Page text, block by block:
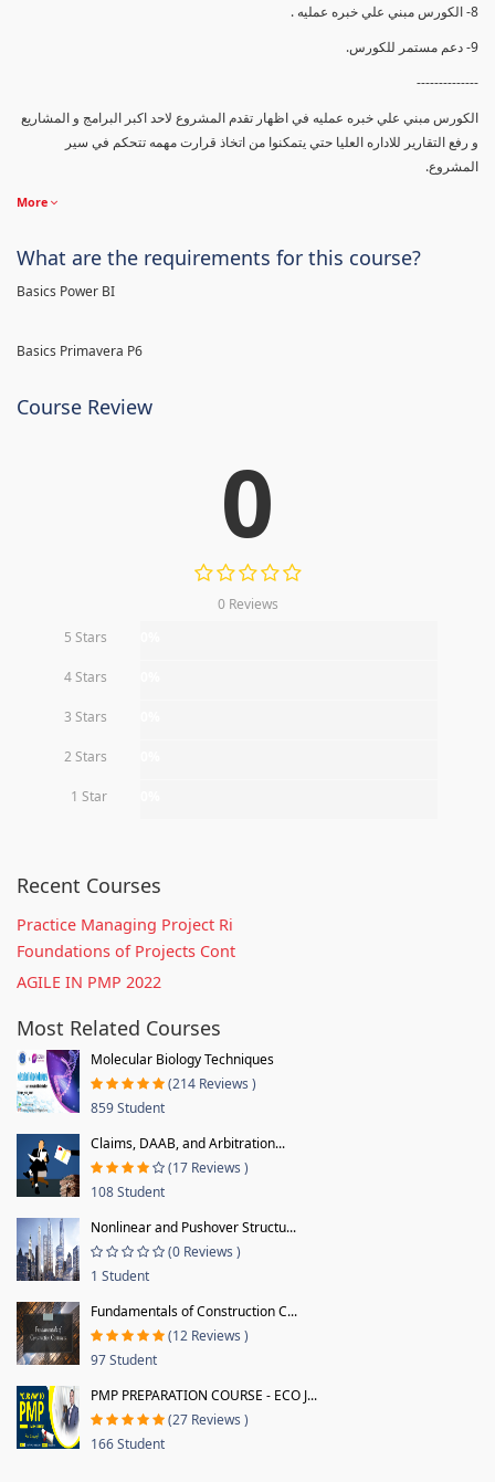
8- الكورس مبني علي خبره عمليه .
9- دعم مستمر للكورس.
--------------
الكورس مبني علي خبره عمليه في اظهار تقدم المشروع لاحد اكبر البرامج و المشاريع
و رفع التقارير للاداره العليا حتي يتمكنوا من اتخاذ قرارت مهمه تتحكم في سير
المشروع.
More
What are the requirements for this course?
Basics Power BI
Basics Primavera P6
Course Review
0
0 Reviews
5 Stars
4 Stars
3 Stars
2 Stars
1 Star
Recent Courses
Practice Managing Project Ri
Foundations of Projects Cont
AGILE IN PMP 2022
Most Related Courses
Molecular Biology Techniques
(214 Reviews )
859 Student
Claims, DAAB, and Arbitration...
(17 Reviews )
108 Student
Nonlinear and Pushover Structu...
(0 Reviews )
1 Student
Fundamentals of Construction C...
(12 Reviews )
97 Student
PMP PREPARATION COURSE - ECO J...
(27 Reviews )
166 Student